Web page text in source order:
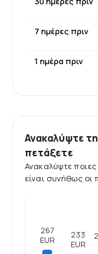
7 ημέρες πριν
1 ημέρα πριν
Ανακαλύψτε
πετάξετε
Ανακαλύψτε
είναι συνήθως οι
267
EUR
233
EUR